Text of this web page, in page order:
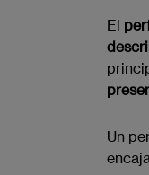
El
Un